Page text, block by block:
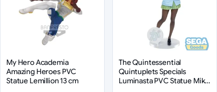
My Hero Academia
Amazing Heroes PVC
Statue Lemillion 13 cm
The Quintessential
Quintuplets Specials
Luminasta PVC Statue Miku